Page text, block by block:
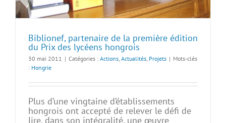
Biblionef, partenaire de la première édition
du Prix des lycéens hongrois
30 mai 2011 | Catégories : Actions Actualités Projets | Mots-clés
: Hongrie
Plus d’une vingtaine d’établissements
hongrois ont accepté de relever le défi de
lire, dans son intégralité, une œuvre